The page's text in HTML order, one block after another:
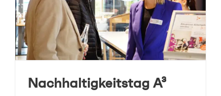
Nachhaltigkeitstag A³